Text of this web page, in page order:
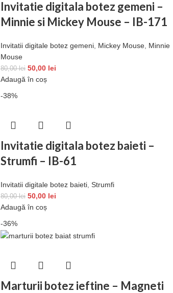
Invitatie digitala botez gemeni –
Minnie si Mickey Mouse – IB-171
Invitatii digitale botez gemeni, Mickey Mouse, Minnie
Mouse
80,00lei 50,00 lei
Adaugă în coș
-38%
Invitatie digitala botez baieti –
Strumfi – IB-61
Invitatii digitale botez baieti, Strumfi
80,00lei 50,00 lei
Adaugă în coș
-36%
Marturii botez ieftine – Magneti